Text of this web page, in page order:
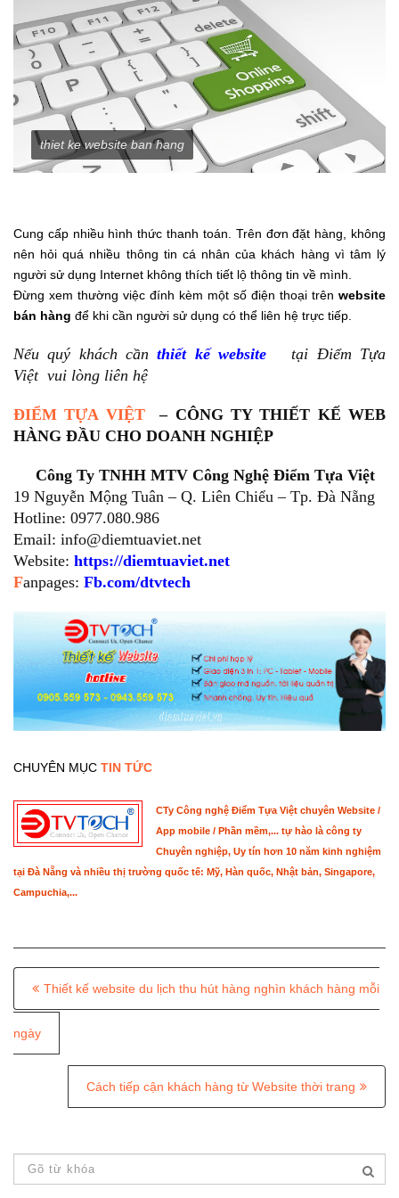
thiet ke website ban hang
Cung cấp nhiều hình thức thanh toán. Trên đơn đặt hàng, không
nên hỏi quá nhiều thông tin cá nhân của khách hàng vì tâm lý
người sử dụng Internet không thích tiết lộ thông tin về mình.
Đừng xem thường việc đính kèm một số điện thoại trên website
bán hàng để khi cần người sử dụng có thể liên hệ trực tiếp.
Nếu quý khách cầnthiết kế website
tại Điểm Tựa
Việt vui lòng liên hệ
ĐIỂM TỰA VIỆT
– CÔNG TY THIẾT KẾ WEB
HÀNG ĐẦU CHO DOANH NGHIỆP
Công Ty TNHH MTV Công Nghệ Điểm Tựa Việt
19 Nguyễn Mộng Tuân – Q. Liên Chiểu – Tp. Đà Nẵng
Hotline: 0977.080.986
Email: info@diemtuaviet.net
Website: https://diemtuaviet.net
Fanpages: Fb.com/dtvtech
CHUYÊN MỤC TIN TỨC
CTy Công nghệ Điểm Tựa Việt chuyên Website /
App mobile / Phần mềm,... tự hào là công ty
Chuyên nghiệp, Uy tín hơn 10 năm kinh nghiệm
tại Đà Nẵng và nhiều thị trường quốc tế: Mỹ, Hàn quốc, Nhật bản, Singapore,
Campuchia,...
P
o
s
v
i
Thiết kế website du lịch thu hút hàng nghìn khách hàng mỗi
ngày
Cách tiếp cận khách hàng từ Website thời trang